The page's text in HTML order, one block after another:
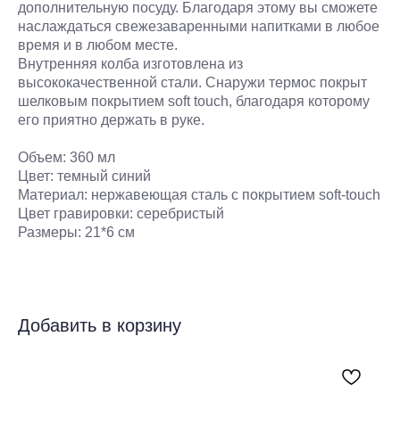
дополнительную посуду. Благодаря этому вы сможете
наслаждаться свежезаваренными напитками в любое
время и в любом месте.
Внутренняя колба изготовлена из
высококачественной стали. Снаружи термос покрыт
шелковым покрытием soft touch, благодаря которому
его приятно держать в руке.
Объем: 360 мл
Цвет: темный синий
Материал: нержавеющая сталь с покрытием soft-touch
Цвет гравировки: серебристый
Размеры: 21*6 см
Добавить в корзину